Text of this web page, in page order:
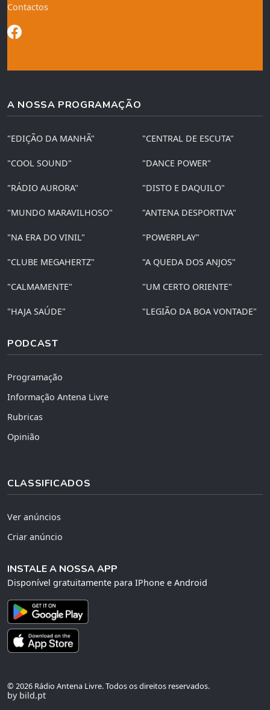
Contactos
A NOSSA PROGRAMAÇÃO
"EDIÇÃO DA MANHÃ" "CENTRAL DE ESCUTA"
"COOL SOUND" "DANCE POWER"
"RÁDIO AURORA" "DISTO E DAQUILO"
"MUNDO MARAVILHOSO" "ANTENA DESPORTIVA"
"NA ERA DO VINIL" "POWERPLAY"
"CLUBE MEGAHERTZ" "A QUEDA DOS ANJOS"
"CALMAMENTE" "UM CERTO ORIENTE"
"HAJA SAÚDE" "LEGIÃO DA BOA VONTADE"
PODCAST
Programação
Informação Antena Livre
Rubricas
Opinião
CLASSIFICADOS
Ver anúncios
Criar anúncio
INSTALE A NOSSA APP
Disponível gratuitamente para IPhone e Android
© 2026 Rádio Antena Livre. Todos os direitos reservados.
by bild.pt